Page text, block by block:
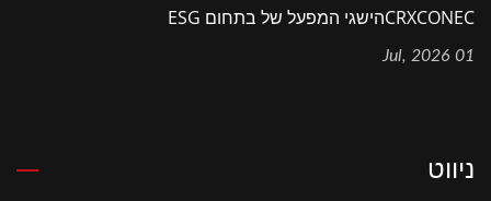
CRXCONECהישגי המפעל של בתחום ESG
01 Jul, 2026
ניווט